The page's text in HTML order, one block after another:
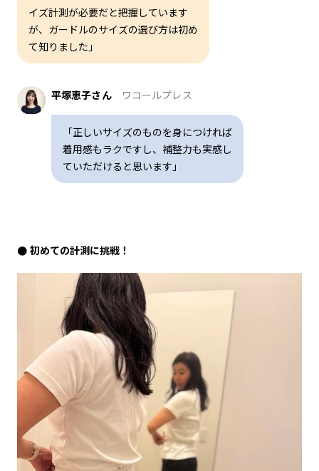
イズ計測が必要だと把握しています
が、ガードルのサイズの選び方は初め
て知りました」
平塚恵子さん ワコールプレス
「正しいサイズのものを身につければ
着用感もラクですし、補整力も実感し
ていただけると思います」
初めての計測に挑戦！